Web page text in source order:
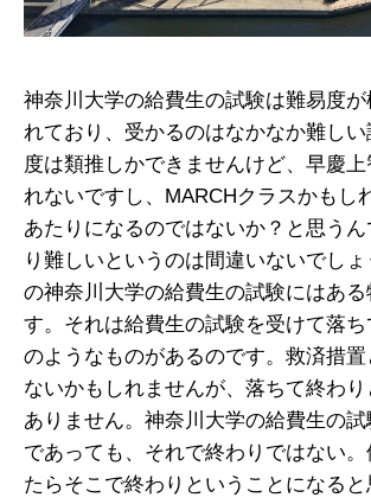
神奈川大学の給費生の試験は難易度が
れており、受かるのはなかなか難し
度は類推しかできませんけど、早慶
れないですし、MARCHクラスかもし
あたりになるのではないか？と思う
り難しいというのは間違いないでし
の神奈川大学の給費生の試験にはある
す。それは給費生の試験を受けて落
のようなものがあるのです。救済措
ないかもしれませんが、落ちて終わ
ありません。神奈川大学の給費生の
であっても、それで終わりではない
たらそこで終わりということになると